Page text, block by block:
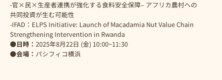
-官×民×生産者連携が強化する食料安全保障– アフリカ農村への
共同投資が生む可能性
-IFAD：ELPS Initiative: Launch of Macadamia Nut Value Chain
Strengthening Intervention in Rwanda
●日時： 2025年8月22日 (金) 10:00~11:30
●会場： パシフィコ横浜